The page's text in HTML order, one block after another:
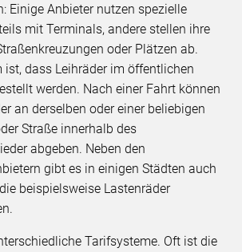
Einige Anbieter nutzen spezielle
mit Terminals, andere stellen ihre
oder Plätzen ab.
ist, dass Leihräder im öffentlichen
werden. Nach einer Fahrt können
an derselben oder einer beliebigen
Straße innerhalb des
abgeben. Neben den
gibt es in einigen Städten auch
beispielsweise Lastenräder
Tarifsysteme. Oft ist die